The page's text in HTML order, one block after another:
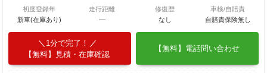
初度登録年
新車(在庫あり)
走行距離
―
修復歴
なし
車検/自賠責
自賠責保険無し
1分で完了！
【無料】見積・在庫確認
【無料】電話問い合わせ